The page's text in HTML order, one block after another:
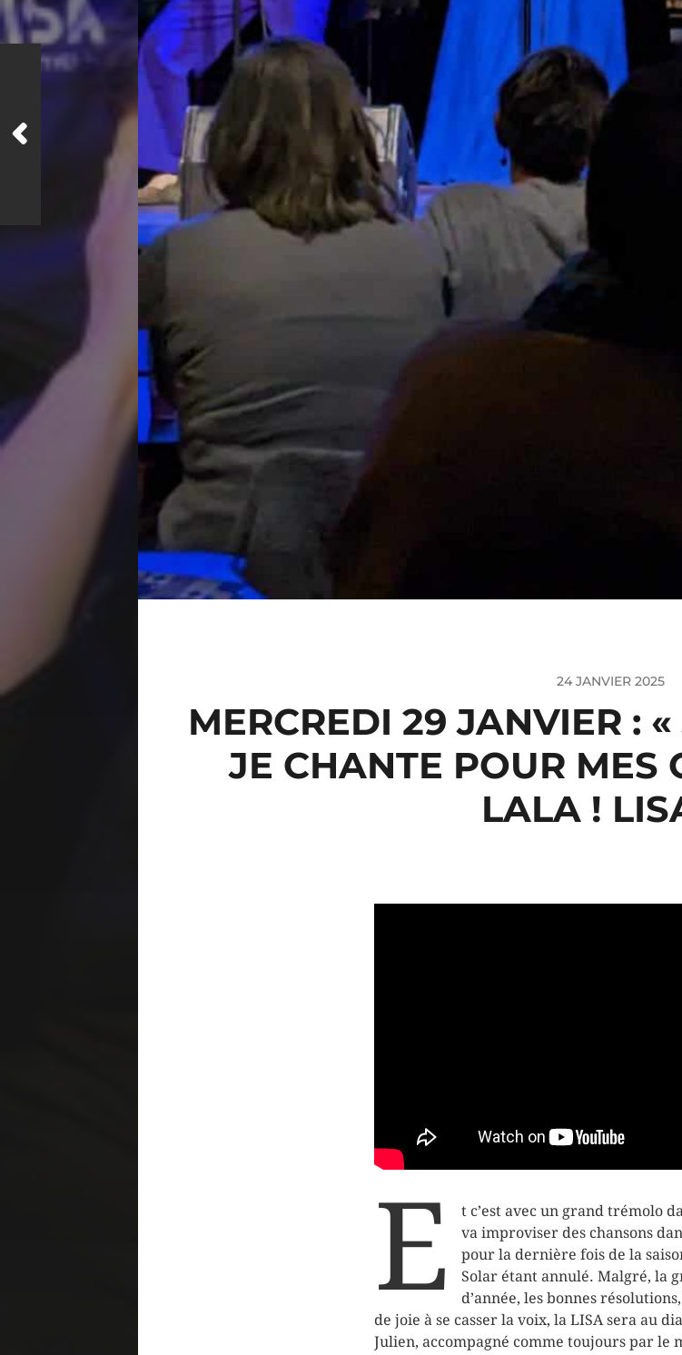
24 JANVIER 2025
MERCREDI 29 JANVIER :
JE CHANTE POUR MES
LALA !
E
t c’est avec un grand trémolo
va improviser des chansons
pour la dernière fois de la
Solar étant annulé. Malgré, la
d’année, les bonnes
de joie à se casser la voix, la LISA sera au
Julien, accompagné comme toujours par le